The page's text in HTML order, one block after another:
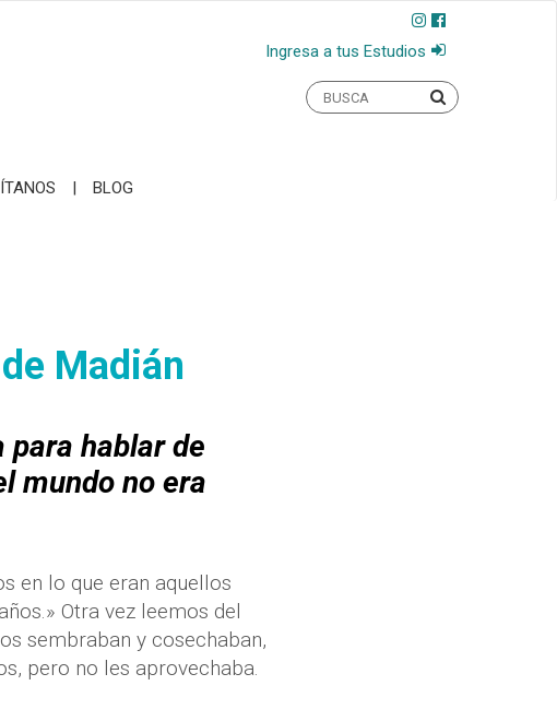
Ingresa a tus Estudios
BLOG
Madián
para hablar de
mundo no era
en lo que eran aquellos
Otra vez leemos del
sembraban y cosechaban,
pero no les aprovechaba.